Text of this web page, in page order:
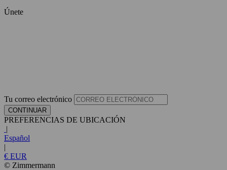
Únete
Tu correo electrónico
CONTINUAR
PREFERENCIAS DE UBICACIÓN
|
Español
|
€ EUR
© Zimmermann